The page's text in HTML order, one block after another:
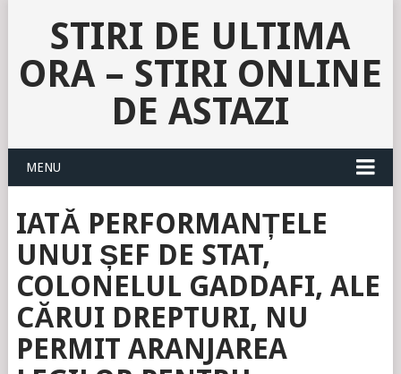
STIRI DE ULTIMA
ORA – STIRI ONLINE
DE ASTAZI
MENU
IATĂ PERFORMANȚELE
UNUI ȘEF DE STAT,
COLONELUL GADDAFI, ALE
CĂRUI DREPTURI, NU
PERMIT ARANJAREA